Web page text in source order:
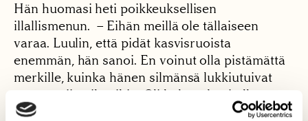
Hän huomasi heti poikkeuksellisen
illallismenun. – Eihän meillä ole tällaiseen
varaa. Luulin, että pidät kasvisruoista
enemmän, hän sanoi. En voinut olla pistämättä
merkille, kuinka hänen silmänsä lukkiutuivat
punertaviin pihveihin. Oli helppo kuvitella,
miten hänen syljenerityksensä aktivoitui. Siihen